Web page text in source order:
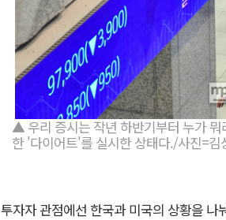
▲ 우리 증시는 작년 하반기부터 누가
한 '다이어트'를 실시한 상태다./사진=김
투자자 관점에선 한국과 미국의 상황을 나